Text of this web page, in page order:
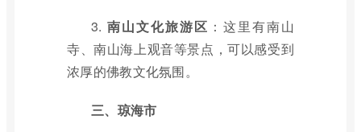
3. 南山文化旅游区 ：这里有南山
寺、南山海上观音等景点，可以感受到
浓厚的佛教文化氛围。
三、琼海市